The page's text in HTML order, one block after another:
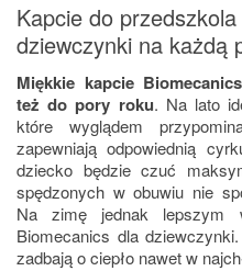
Kapcie do
dziewczynki na każdą
Miękkie kapcie
też do pory roku. Na lato
które wyglądem
zapewniają odpowiednią
dziecko będzie czuć
spędzonych w obuwiu nie
Na zimę jednak lepszym
Biomecanics dla
zadbają o ciepło nawet w